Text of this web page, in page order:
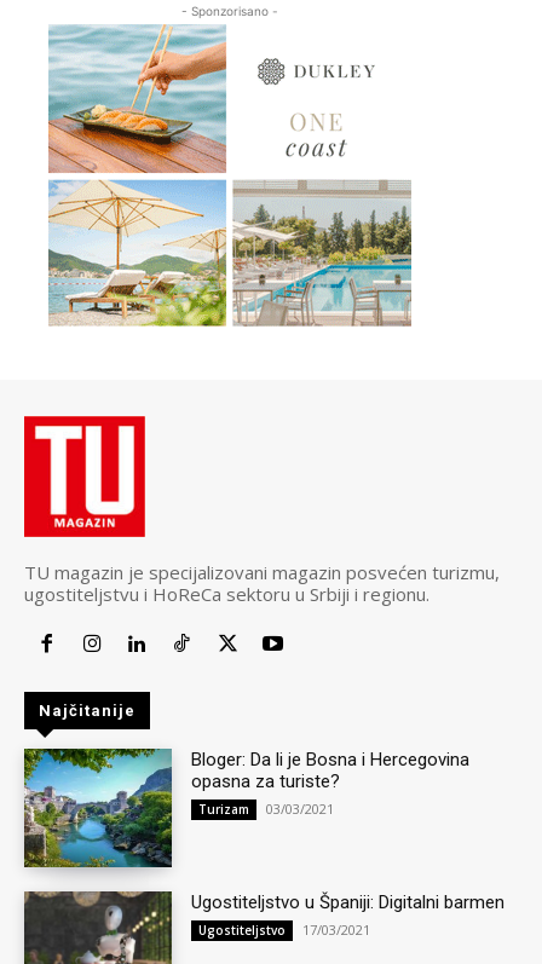
- Sponzorisano -
TU magazin je specijalizovani magazin posvećen turizmu,
ugostiteljstvu i HoReCa sektoru u Srbiji i regionu.
Najčitanije
Bloger: Da li je Bosna i Hercegovina
opasna za turiste?
Turizam 03/03/2021
Ugostiteljstvo u Španiji: Digitalni barmen
Ugostiteljstvo 17/03/2021